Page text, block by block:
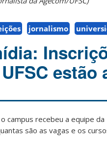
jornalismo
estão
campus recebeu a equipe
são as vagas e os